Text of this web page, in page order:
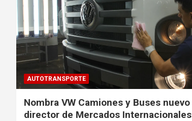
AUTOTRANSPORTE
Nombra VW Camiones y Buses nuevo
director de Mercados Internacionales